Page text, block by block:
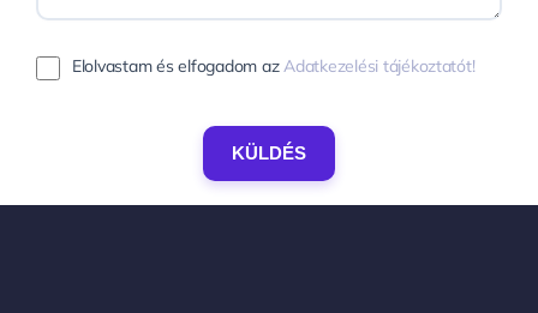
Elolvastam és elfogadom azAdatkezelési tájékoztatót!
KÜLDÉS